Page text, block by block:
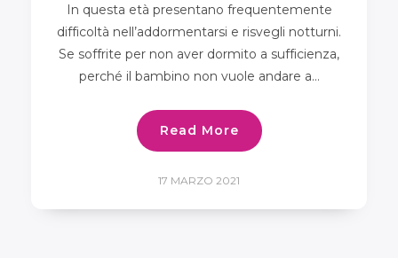
In questa età presentano frequentemente
difficoltà nell’addormentarsi e risvegli notturni.
Se soffrite per non aver dormito a sufficienza,
perché il bambino non vuole andare a…
Read More
17 MARZO 2021